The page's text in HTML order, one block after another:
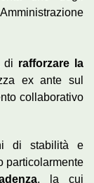
di rafforzare la
ex ante sul
collaborativo
di stabilità e
particolarmente
, la cui